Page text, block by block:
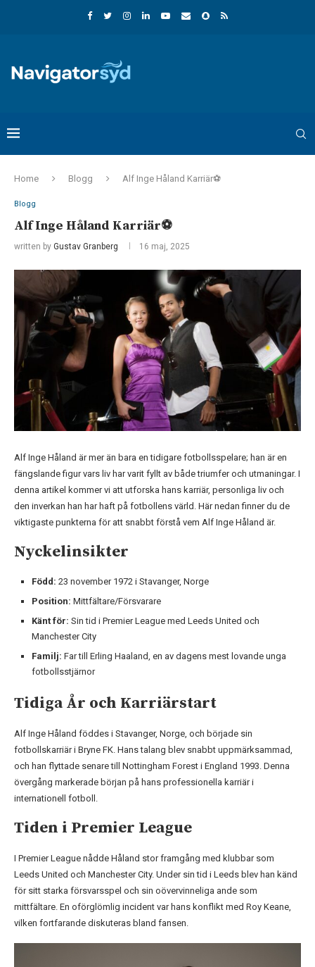
Home Blogg Alf Inge Håland Karriär⚽️
Blogg
Alf Inge Håland Karriär⚽️
written by Gustav Granberg 16 maj, 2025
Alf Inge Håland är mer än bara en tidigare fotbollsspelare; han är en
fängslande figur vars liv har varit fyllt av både triumfer och utmaningar. I
denna artikel kommer vi att utforska hans karriär, personliga liv och
den inverkan han har haft på fotbollens värld. Här nedan finner du de
viktigaste punkterna för att snabbt förstå vem Alf Inge Håland är.
Nyckelinsikter
Född: 23 november 1972 i Stavanger, Norge
Position: Mittfältare/Försvarare
Känt för: Sin tid i Premier League med Leeds United och
Manchester City
Familj: Far till Erling Haaland, en av dagens mest lovande unga
fotbollsstjärnor
Tidiga År och Karriärstart
Alf Inge Håland föddes i Stavanger, Norge, och började sin
fotbollskarriär i Bryne FK. Hans talang blev snabbt uppmärksammad,
och han flyttade senare till Nottingham Forest i England 1993. Denna
övergång markerade början på hans professionella karriär i
internationell fotboll.
Tiden i Premier League
I Premier League nådde Håland stor framgång med klubbar som
Leeds United och Manchester City. Under sin tid i Leeds blev han känd
för sitt starka försvarsspel och sin oövervinneliga ande som
mittfältare. En oförglömlig incident var hans konflikt med Roy Keane,
vilken fortfarande diskuteras bland fansen.